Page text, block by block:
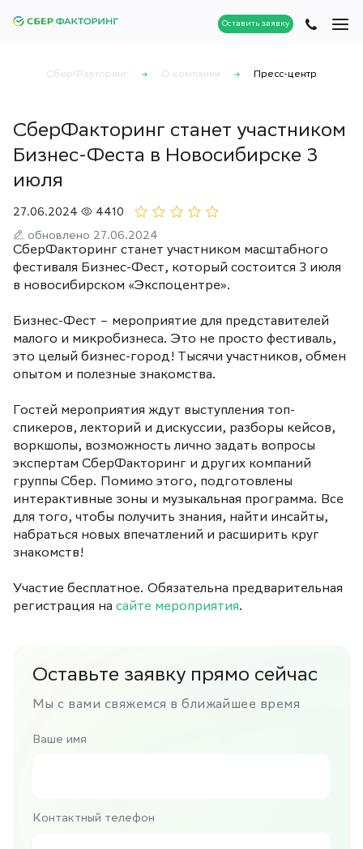
Оставить заявку
СберФакторинг О компании Пресс-центр
СберФакторинг станет участником
Бизнес-Феста в Новосибирске 3
июля
27.06.2024
4410
обновлено 27.06.2024
СберФакторинг станет участником масштабного
фестиваля Бизнес-Фест, который состоится 3 июля
в новосибирском «Экспоцентре».
Бизнес-Фест – мероприятие для представителей
малого и микробизнеса. Это не просто фестиваль,
это целый бизнес-город! Тысячи участников, обмен
опытом и полезные знакомства.
Гостей мероприятия ждут выступления топ-
спикеров, лекторий и дискуссии, разборы кейсов,
воркшопы, возможность лично задать вопросы
экспертам СберФакторинг и других компаний
группы Сбер. Помимо этого, подготовлены
интерактивные зоны и музыкальная программа. Все
для того, чтобы получить знания, найти инсайты,
набраться новых впечатлений и расширить круг
знакомств!
Участие бесплатное. Обязательна предварительная
регистрация на сайте мероприятия.
Оставьте заявку прямо сейчас
Мы с вами свяжемся в ближайшее время
Ваше имя
Контактный телефон